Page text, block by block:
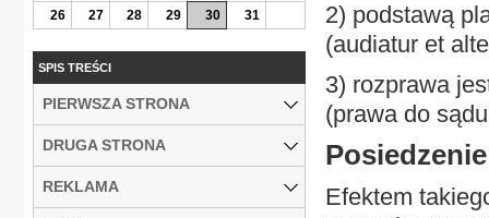
2) podstawą
(audiatur et
3) rozprawa
(prawa do
Efektem
26
27 28 29 30 31
SPIS TREŚCI
PIERWSZA STRONA
DRUGA STRONA
REKLAMA